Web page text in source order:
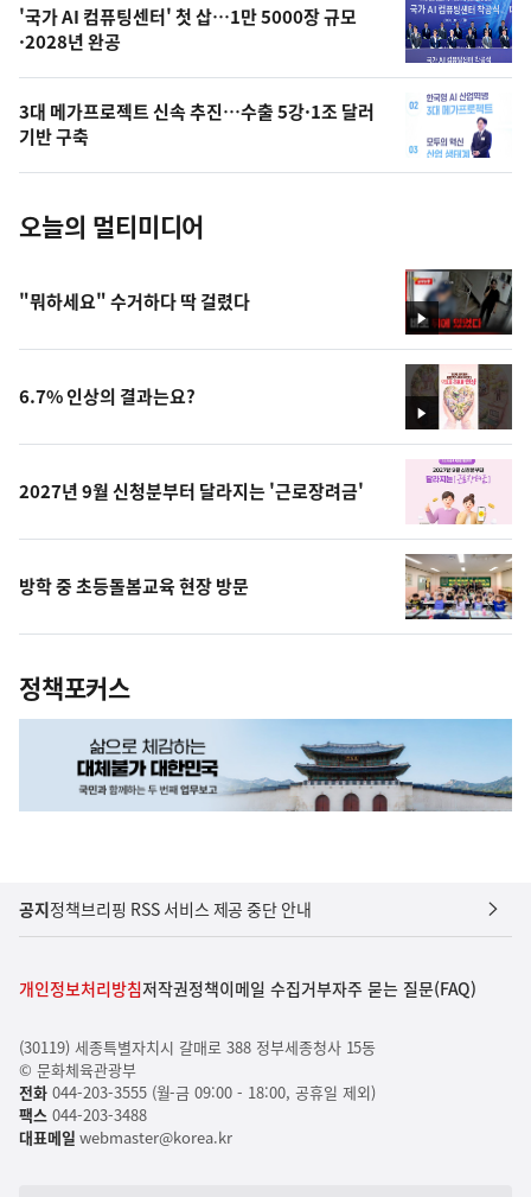
오
의
사
진
'국가 AI 컴퓨팅센터' 첫 삽…1만 5000장 규모
·2028년 완공
3대 메가프로젝트 신속 추진…수출 5강·1조 달러
기반 구축
오늘의 멀티미디어
영
상
"뭐하세요" 수거하다 딱 걸렸다
영
상
6.7% 인상의 결과는요?
2027년 9월 신청분부터 달라지는 '근로장려금'
방학 중 초등돌봄교육 현장 방문
정책포커스
공지정책브리핑 RSS 서비스 제공 중단 안내
개인정보처리방침저작권정책이메일 수집거부자주 묻는 질문(FAQ)
(30119) 세종특별자치시 갈매로 388 정부세종청사 15동
© 문화체육관광부
전화044-203-3555 (월-금 09:00 - 18:00, 공휴일 제외)
팩스044-203-3488
대표메일 webmaster@korea.kr